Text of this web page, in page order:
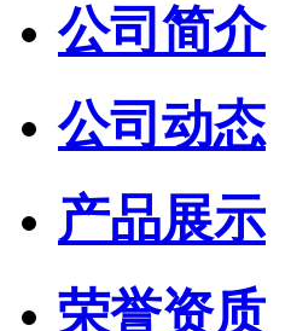
公司简介
公司动态
产品展示
荣誉资质